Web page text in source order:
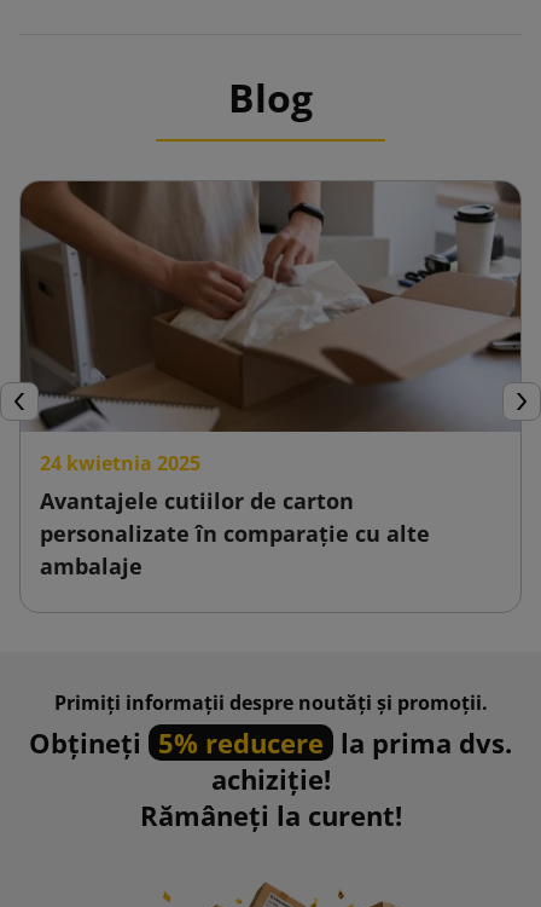
Blog
Inapoi
24 kwietnia 2025
Avantajele cutiilor de carton
personalizate în comparație cu alte
ambalaje
Primiți informații despre noutăți și promoții.
Obțineți 5% reducere la prima dvs.
achiziție!
Rămâneți la curent!